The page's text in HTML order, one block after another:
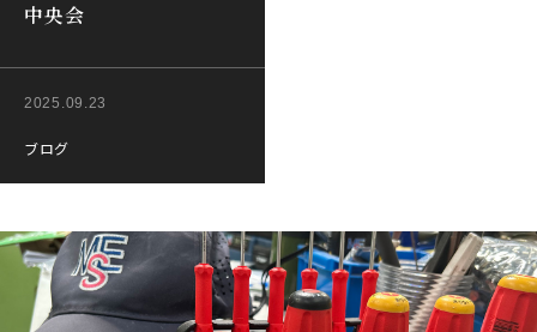
中央会
2025.09.23
ブログ